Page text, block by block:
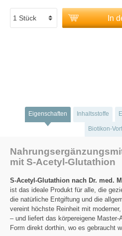
In
Eigenschaften Inhaltsstoffe
Biotikon-
mit S-Acetyl-Glutathion
S-Acetyl-Glutathion nach Dr. med.
ist das ideale Produkt für alle, die
die natürliche Entgiftung und die
vereint höchste Reinheit mit
– und liefert das körpereigene
Form direkt dorthin, wo es gebraucht